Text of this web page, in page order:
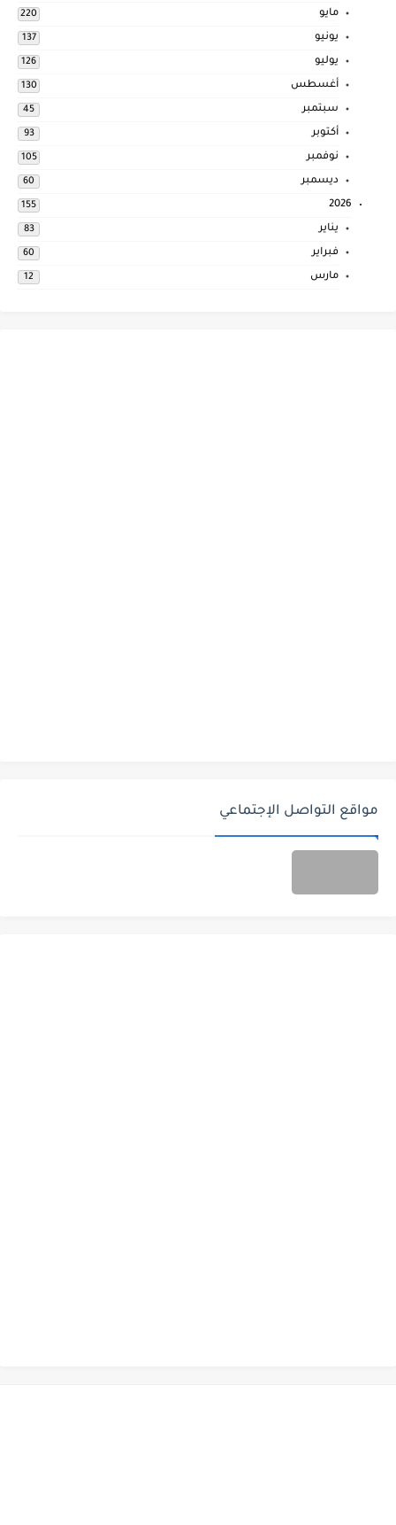
مايو 220
يونيو 137
يوليو 126
أغسطس 130
سبتمبر 45
أكتوبر 93
نوفمبر 105
ديسمبر 60
2026
155
يناير 83
فبراير 60
مارس 12
مواقع التواصل الإجتماعي